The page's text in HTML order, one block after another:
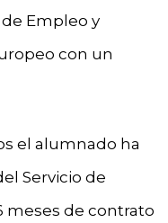
Empleo y
con un
el alumnado ha
Servicio de
meses de contrato